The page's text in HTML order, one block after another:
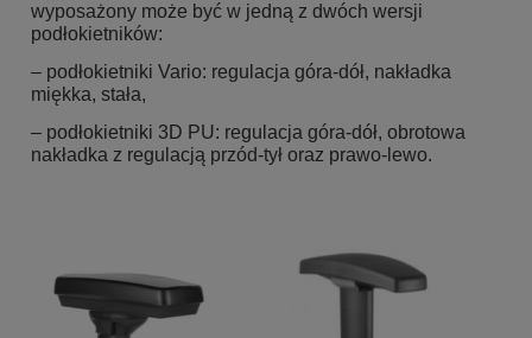
wyposażony może być w jedną z dwóch wersji
podłokietników:
– podłokietniki Vario: regulacja góra-dół, nakładka
miękka, stała,
– podłokietniki 3D PU: regulacja góra-dół, obrotowa
nakładka z regulacją przód-tył oraz prawo-lewo.